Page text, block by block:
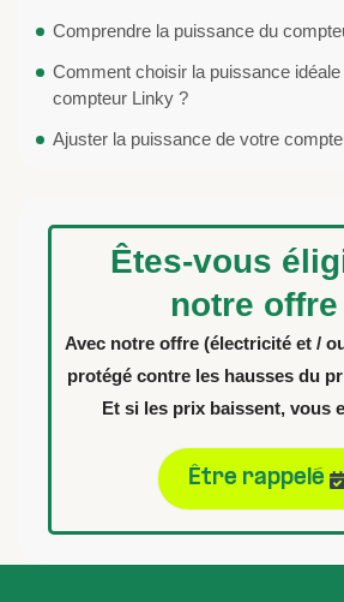
Comprendre la puissance du
Comment choisir la puissance
compteur Linky ?
Ajuster la puissance de votre
Êtes-vous
notre offre
Avec notre offre (électricité et /
protégé contre les hausses du
Et si les prix baissent, vous
Être rappelé